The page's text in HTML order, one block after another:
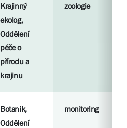
Krajinný
ekolog,
Oddělení
péče o
přírodu a
krajinu
zoologie
Botanik,
Oddělení
monitoring